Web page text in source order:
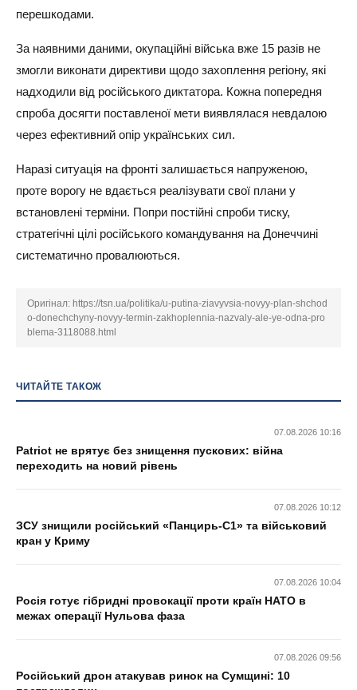
перешкодами.
За наявними даними, окупаційні війська вже 15 разів не
змогли виконати директиви щодо захоплення регіону, які
надходили від російського диктатора. Кожна попередня
спроба досягти поставленої мети виявлялася невдалою
через ефективний опір українських сил.
Наразі ситуація на фронті залишається напруженою,
проте ворогу не вдається реалізувати свої плани у
встановлені терміни. Попри постійні спроби тиску,
стратегічні цілі російського командування на Донеччині
систематично провалюються.
Оригінал: https://tsn.ua/politika/u-putina-ziavyvsia-novyy-plan-shchod
o-donechchyny-novyy-termin-zakhoplennia-nazvaly-ale-ye-odna-pro
blema-3118088.html
ЧИТАЙТЕ ТАКОЖ
07.08.2026 10:16
Patriot не врятує без знищення пускових: війна
переходить на новий рівень
07.08.2026 10:12
ЗСУ знищили російський «Панцирь-С1» та військовий
кран у Криму
07.08.2026 10:04
Росія готує гібридні провокації проти країн НАТО в
межах операції Нульова фаза
07.08.2026 09:56
Російський дрон атакував ринок на Сумщині: 10